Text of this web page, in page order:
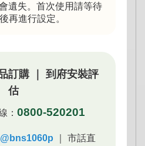
遺失。首次使用請等待
再進行設定。
訂購 ｜ 到府安裝評
估
： 0800-520201
@bns1060p ｜ 市話直